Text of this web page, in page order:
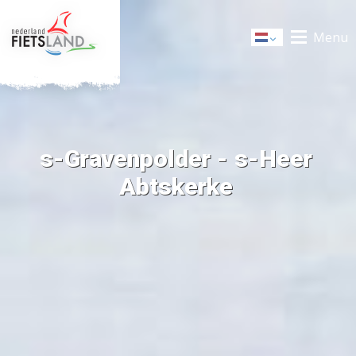
Dutch Menu
s-Gravenpolder - s-Heer
Abtskerke